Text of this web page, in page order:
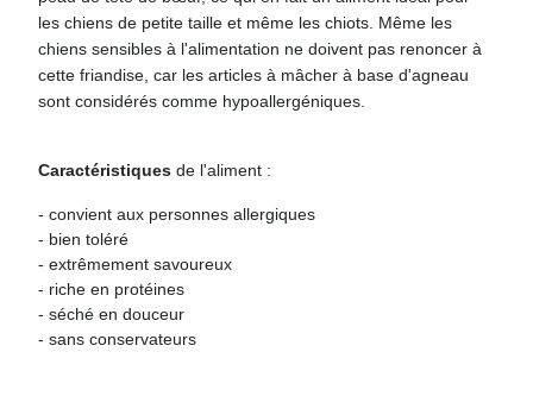
les chiens de petite taille et même les chiots. Même les
chiens sensibles à l'alimentation ne doivent pas renoncer à
cette friandise, car les articles à mâcher à base d'agneau
sont considérés comme hypoallergéniques.
Caractéristiques de l'aliment :
- convient aux personnes allergiques
- bien toléré
- extrêmement savoureux
- riche en protéines
- séché en douceur
- sans conservateurs